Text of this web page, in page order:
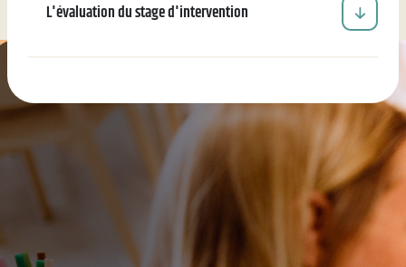
L'évaluation du stage d'intervention